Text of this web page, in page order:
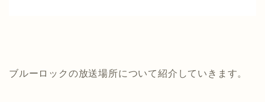
ブルーロックの放送場所について紹介していきます。